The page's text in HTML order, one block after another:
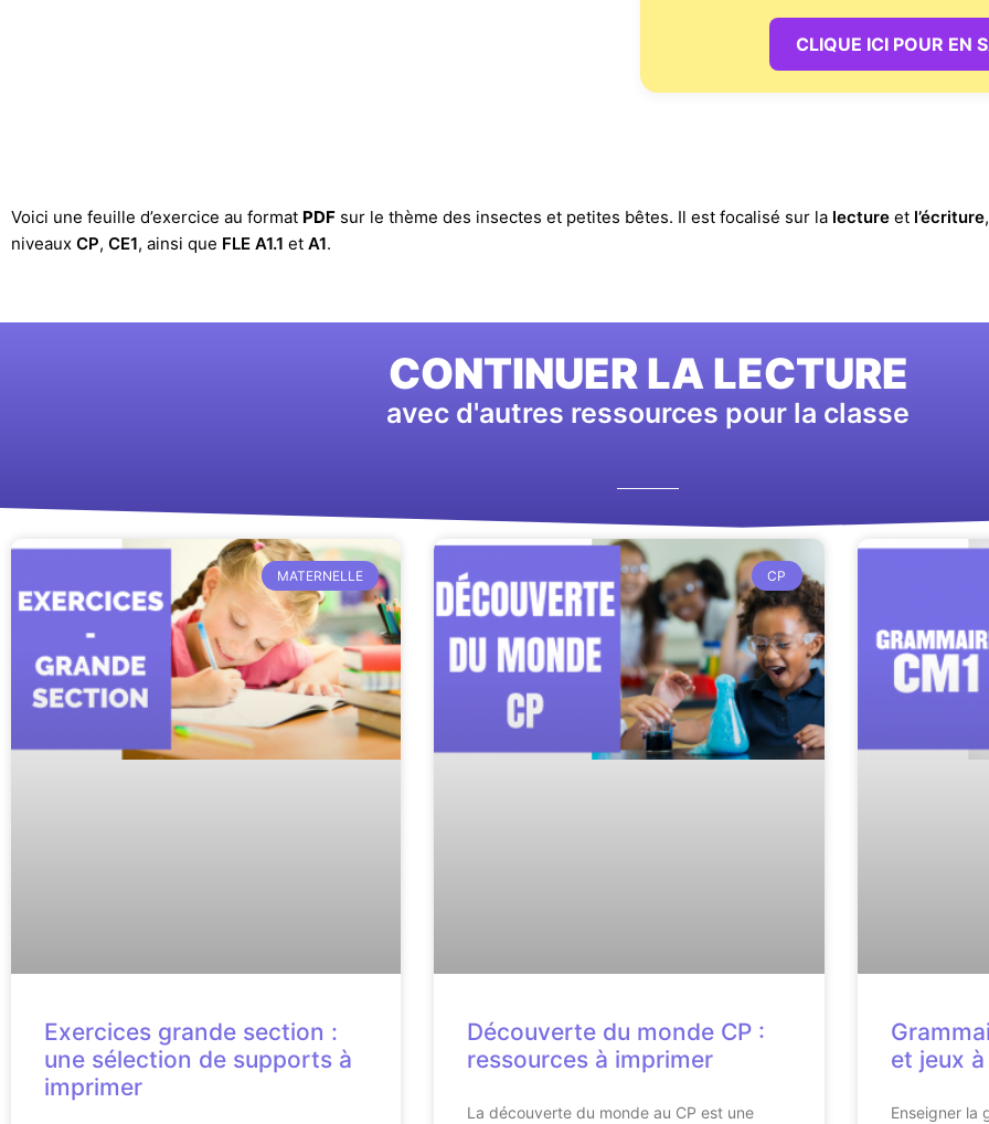
CLIQUE ICI POUR EN
Voici une feuille d’exercice au format PDF sur le thème des insectes et petites bêtes. Il est focalisé sur la lecture et l’écriture
niveaux CP, CE1, ainsi que FLE A1.1 et A1.
CONTINUER LA LECTURE
avec d'autres ressources pour la classe
MATERNELLE
Exercices grande section :
une sélection de supports à
imprimer
CP
Découverte du monde CP :
ressources à imprimer
La découverte du monde au CP est une
et jeux
Enseigner la